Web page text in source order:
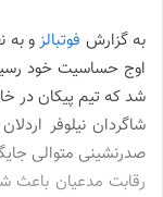
به گزارش فوتبالز
اوج حساسیت خود
شد که تیم پیکان در
صدرنشینی متوالی
رقابت مدعیان باعث